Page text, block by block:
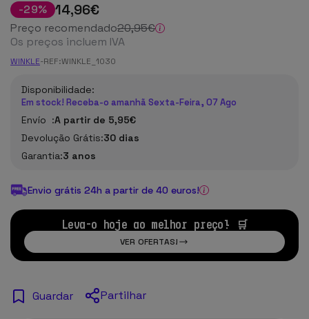
-29% 14,96€
Preço recomendado20,95€
Os preços incluem IVA
WINKLE-REF:WINKLE_1030
Disponibilidade:
Em stock! Receba-o amanhã Sexta-Feira, 07 Ago
Envío :A partir de 5,95€
Devolução Grátis:30 dias
Garantia:3 anos
Envio grátis 24h a partir de 40 euros!
Leva-o hoje ao melhor preço! 🛒
VER OFERTAS!
Guardar Partilhar